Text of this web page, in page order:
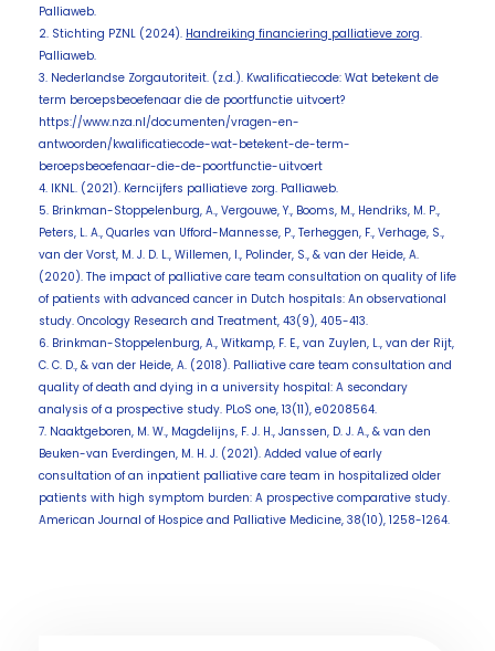
Palliaweb.
2. Stichting PZNL (2024). Handreiking financiering palliatieve zorg.
Palliaweb.
3. Nederlandse Zorgautoriteit. (z.d.). Kwalificatiecode: Wat betekent de
term beroepsbeoefenaar die de poortfunctie uitvoert?
https://www.nza.nl/documenten/vragen-en-
antwoorden/kwalificatiecode-wat-betekent-de-term-
beroepsbeoefenaar-die-de-poortfunctie-uitvoert
4. IKNL. (2021). Kerncijfers palliatieve zorg. Palliaweb.
5. Brinkman-Stoppelenburg, A., Vergouwe, Y., Booms, M., Hendriks, M. P.,
Peters, L. A., Quarles van Ufford-Mannesse, P., Terheggen, F., Verhage, S.,
van der Vorst, M. J. D. L., Willemen, I., Polinder, S., & van der Heide, A.
(2020). The impact of palliative care team consultation on quality of life
of patients with advanced cancer in Dutch hospitals: An observational
study. Oncology Research and Treatment, 43(9), 405-413.
6. Brinkman-Stoppelenburg, A., Witkamp, F. E., van Zuylen, L., van der Rijt,
C. C. D., & van der Heide, A. (2018). Palliative care team consultation and
quality of death and dying in a university hospital: A secondary
analysis of a prospective study. PLoS one, 13(11), e0208564.
7. Naaktgeboren, M. W., Magdelijns, F. J. H., Janssen, D. J. A., & van den
Beuken-van Everdingen, M. H. J. (2021). Added value of early
consultation of an inpatient palliative care team in hospitalized older
patients with high symptom burden: A prospective comparative study.
American Journal of Hospice and Palliative Medicine, 38(10), 1258-1264.